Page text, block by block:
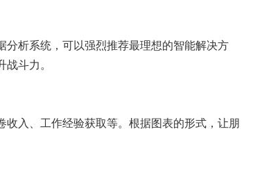
析系统，可以强烈推荐最理想的智能解决方
斗力。
入、工作经验获取等。根据图表的形式，让朋